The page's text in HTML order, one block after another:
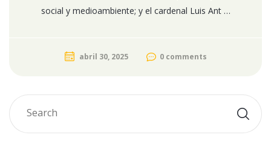
social y medioambiente; y el cardenal Luis Ant …
abril 30, 2025 0 comments